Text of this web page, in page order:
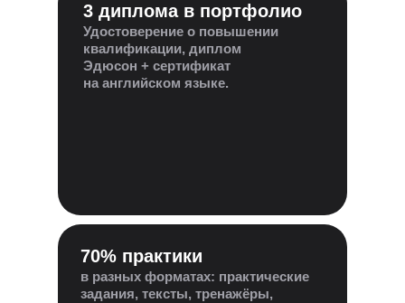
3 диплома в портфолио
Удостоверение о повышении
квалификации, диплом
Эдюсон + сертификат
на английском языке.
70% практики
в разных форматах: практические
задания, тексты, тренажёры,